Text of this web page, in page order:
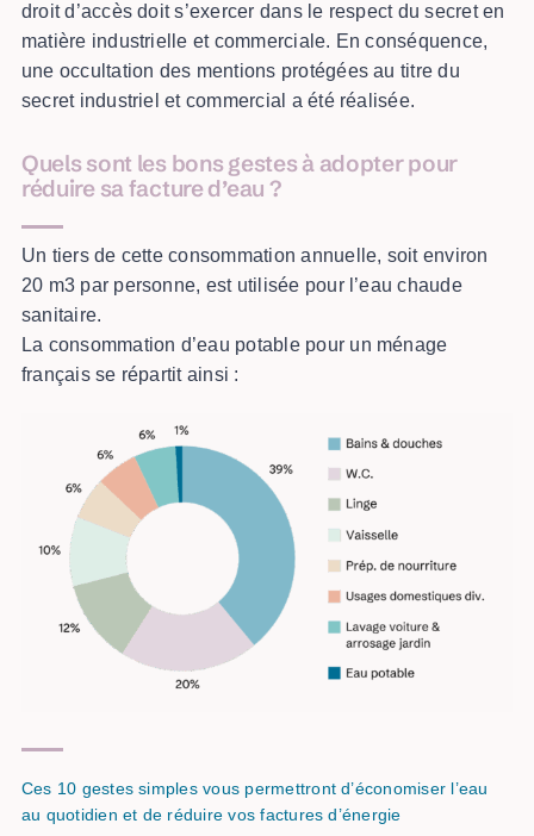
droit d’accès doit s’exercer dans le respect du secret en
matière industrielle et commerciale. En conséquence,
une occultation des mentions protégées au titre du
secret industriel et commercial a été réalisée.
Quels sont les bons gestes à adopter pour
réduire sa facture d’eau ?
Un tiers de cette consommation annuelle, soit environ
20 m3 par personne, est utilisée pour l’eau chaude
sanitaire.
La consommation d’eau potable pour un ménage
français se répartit ainsi :
Ces 10 gestes simples vous permettront d’économiser l’eau
au quotidien et de réduire vos factures d’énergie